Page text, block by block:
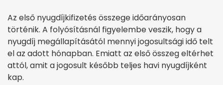
Az első nyugdíjkifizetés összege időarányosan
történik. A folyósításnál figyelembe veszik, hogy a
nyugdíj megállapításától mennyi jogosultsági idő telt
el az adott hónapban. Emiatt az első összeg eltérhet
attól, amit a jogosult később teljes havi nyugdíjként
kap.